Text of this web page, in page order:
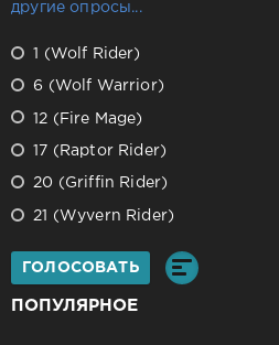
другие опросы...
1 (Wolf Rider)
6 (Wolf Warrior)
12 (Fire Mage)
17 (Raptor Rider)
20 (Griffin Rider)
21 (Wyvern Rider)
ГОЛОСОВАТЬ
ПОПУЛЯРНОЕ